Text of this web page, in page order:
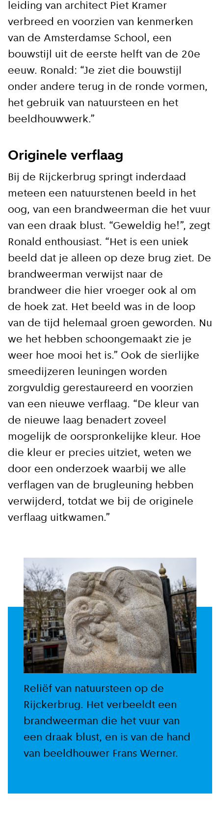
leiding van architect Piet Kramer
verbreed en voorzien van kenmerken
van de Amsterdamse School, een
bouwstijl uit de eerste helft van de 20e
eeuw. Ronald: “Je ziet die bouwstijl
onder andere terug in de ronde vormen,
het gebruik van natuursteen en het
beeldhouwwerk.”
Originele verflaag
Bij de Rijckerbrug springt inderdaad
meteen een natuurstenen beeld in het
oog, van een brandweerman die het vuur
van een draak blust. “Geweldig he!”, zegt
Ronald enthousiast. “Het is een uniek
beeld dat je alleen op deze brug ziet. De
brandweerman verwijst naar de
brandweer die hier vroeger ook al om
de hoek zat. Het beeld was in de loop
van de tijd helemaal groen geworden. Nu
we het hebben schoongemaakt zie je
weer hoe mooi het is.” Ook de sierlijke
smeedijzeren leuningen worden
zorgvuldig gerestaureerd en voorzien
van een nieuwe verflaag. “De kleur van
de nieuwe laag benadert zoveel
mogelijk de oorspronkelijke kleur. Hoe
die kleur er precies uitziet, weten we
door een onderzoek waarbij we alle
verflagen van de brugleuning hebben
verwijderd, totdat we bij de originele
verflaag uitkwamen.”
Reliëf van natuursteen op de
Rijckerbrug. Het verbeeldt een
brandweerman die het vuur van
een draak blust, en is van de hand
van beeldhouwer Frans Werner.